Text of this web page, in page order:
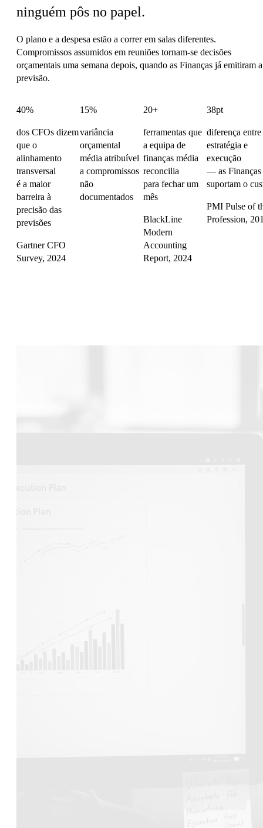
ninguém pôs no papel.
O plano e a despesa estão a correr em salas diferentes.
Compromissos assumidos em reuniões tornam-se decisões
orçamentais uma semana depois, quando as Finanças já emitiram a
previsão.
40%
dos CFOs dizem
que o
alinhamento
transversal
é a maior
barreira à
precisão das
previsões
Gartner CFO
Survey, 2024
15%
variância
orçamental
média atribuível
a compromissos
não
documentados
20+
ferramentas que
a equipa de
finanças média
reconcilia
para fechar um
mês
BlackLine
Modern
Accounting
Report, 2024
38pt
diferença entre
estratégia e
execução
— as Finanças
suportam o
PMI Pulse of
Profession,